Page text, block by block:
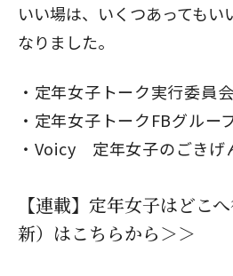
いい場は、いくつあってもい
なりました。
定年女子トーク実行委員会
定年女子トークFBグルー
Voicy 定年女子のごきげ
【連載】定年女子はどこ
新）はこちらから＞＞